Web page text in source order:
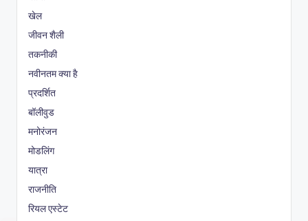
खेल
जीवन शैली
तकनीकी
नवीनतम क्या है
प्रदर्शित
बॉलीवुड
मनोरंजन
मोडलिंग
यात्रा
राजनीति
रियल एस्टेट